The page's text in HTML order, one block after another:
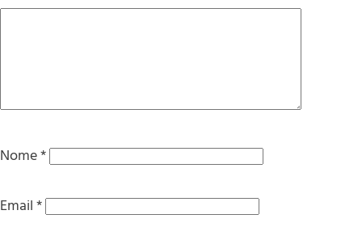
Nome*
Email*